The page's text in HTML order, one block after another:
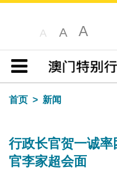
A A A
目录
首页
新闻
行政长官贺一诚
官李家超会面